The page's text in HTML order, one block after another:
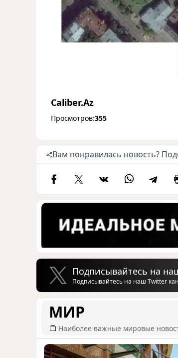
Caliber.Az
Просмотров:355
Вам понравилась новость?
Подписывайтесь на
Подписывайтесь на наш Twitter
МИР
Наиболее важные мировые